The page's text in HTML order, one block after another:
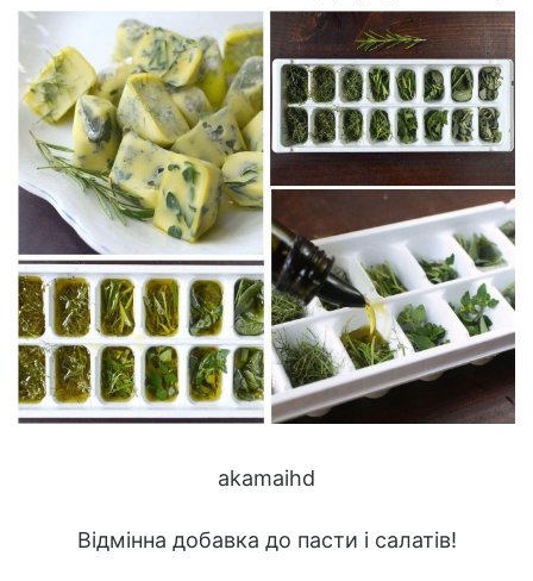
akamaihd
Відмінна добавка до пасти і салатів!